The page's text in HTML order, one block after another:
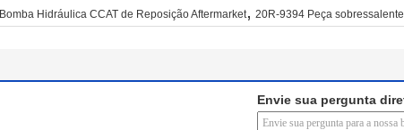
Bomba Hidráulica CCAT de Reposição Aftermarket, 20R-9394 Peça
Envie sua pergunta